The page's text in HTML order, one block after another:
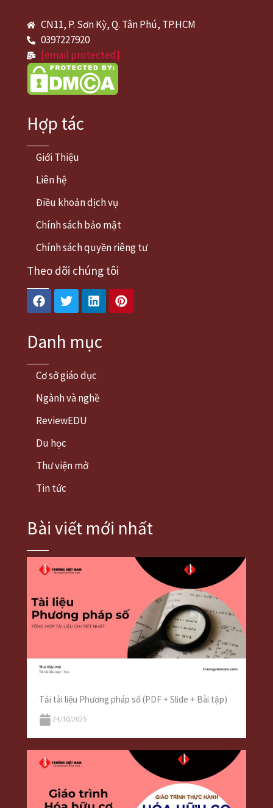
CN11, P. Sơn Kỳ, Q. Tân Phú, TP.HCM
0397227920
[email protected]
Hợp tác
Giới Thiệu
Liên hệ
Điều khoản dịch vụ
Chính sách bảo mật
Chính sách quyền riêng tư
Theo dõi chúng tôi
FacebookTwitterLinkedinPinterest
Danh mục
Cơ sở giáo dục
Ngành và nghề
ReviewEDU
Du học
Thư viện mở
Tin tức
Bài viết mới nhất
Tải tài liệu Phương pháp số (PDF + Slide + Bài tập)
24/10/2025